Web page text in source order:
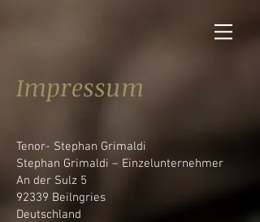
Impressum
Tenor- Stephan Grimaldi
Stephan Grimaldi – Einzelunternehmer
An der Sulz 5
92339 Beilngries
Deutschland